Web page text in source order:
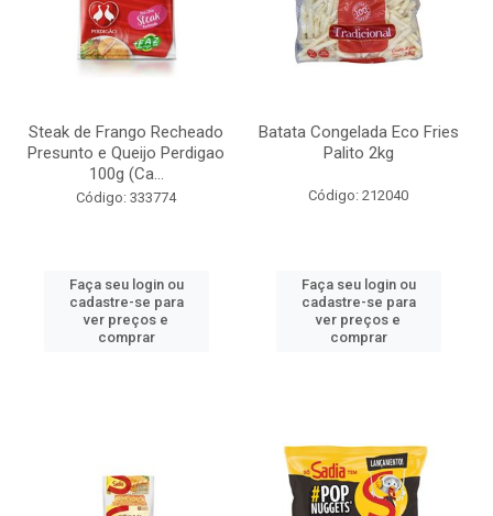
Steak de Frango Recheado
Presunto e Queijo Perdigao
100g (Ca...
Código: 333774
Faça seu login ou
cadastre-se para
ver preços e
comprar
Batata Congelada Eco Fries
Palito 2kg
Código: 212040
Faça seu login ou
cadastre-se para
ver preços e
comprar